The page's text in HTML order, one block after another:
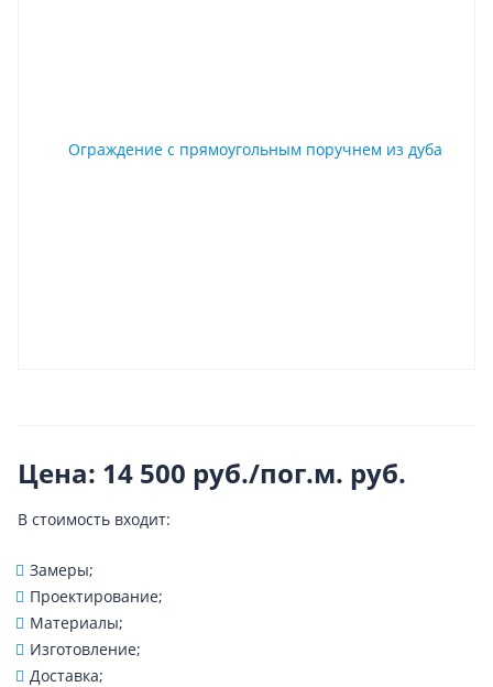
Цена: 14 500 руб./пог.м. руб.
В стоимость входит:
Замеры;
Проектирование;
Материалы;
Изготовление;
Доставка;